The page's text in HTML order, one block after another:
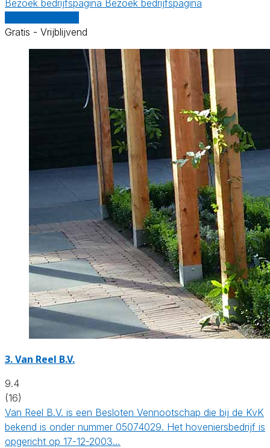
Bezoek bedrijfspagina Bezoek bedrijfspagina
Gratis - Vrijblijvend
3.Van Reel B.V.
9.4
(16)
Van Reel B.V. is een Besloten Vennootschap die bij de KvK
bekend is onder nummer 05074029. Het hoveniersbedrijf is
opgericht op 17-12-2003…